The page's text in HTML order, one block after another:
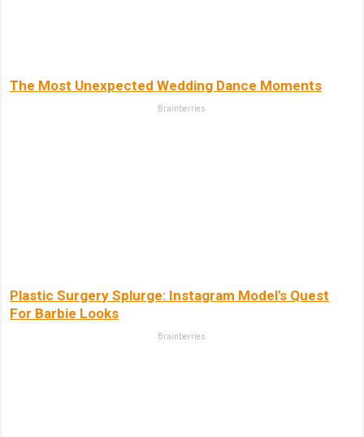
The Most Unexpected Wedding Dance Moments
Brainberries
Plastic Surgery Splurge: Instagram Model's Quest
For Barbie Looks
Brainberries